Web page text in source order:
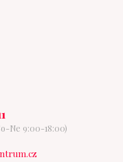
Ne 9:00-18:00)